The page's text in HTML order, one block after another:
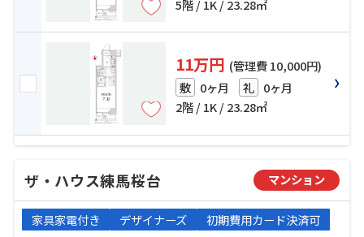
5階 / 1K / 23.28㎡
11万円 (管理費 10,000円)
敷 0ヶ月 礼 0ヶ月
2階 / 1K / 23.28㎡
ザ・ハウス練馬桜台 マンション
家具家電付き デザイナーズ 初期費用カード決済可